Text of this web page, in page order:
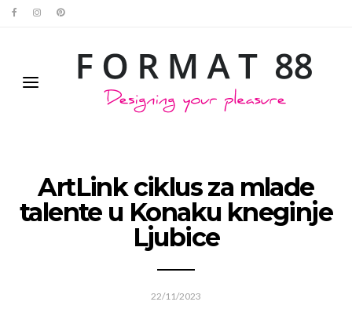
ArtLink ciklus za mlade
talente u Konaku kneginje
Ljubice
22/11/2023